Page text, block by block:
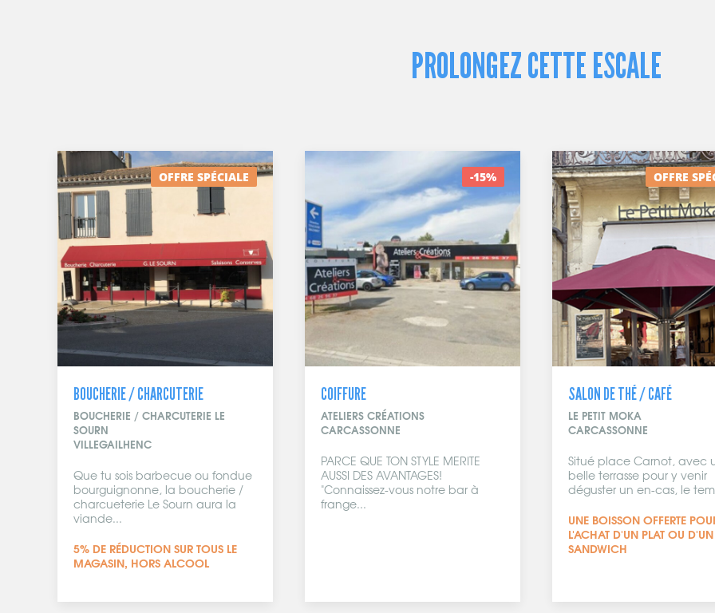
PROLONGEZ CETTE ESCALE
OFFRE SPÉCIALE
BOUCHERIE / CHARCUTERIE
BOUCHERIE / CHARCUTERIE LE
SOURN
VILLEGAILHENC
Que tu sois barbecue ou fondue
bourguignonne, la boucherie /
charcueterie Le Sourn aura la
viande...
5% DE RÉDUCTION SUR TOUS LE
MAGASIN, HORS ALCOOL
-15%
COIFFURE
ATELIERS CRÉATIONS
CARCASSONNE
PARCE QUE TON STYLE MERITE
AUSSI DES AVANTAGES!
"Connaissez-vous notre bar à
frange...
OFFRE
SALON DE THÉ / CAFÉ
LE PETIT MOKA
CARCASSONNE
Situé place Carnot, avec
belle terrasse pour y venir
déguster un en-cas, le
UNE BOISSON OFFERTE
L'ACHAT D'UN PLAT OU D'UN
SANDWICH